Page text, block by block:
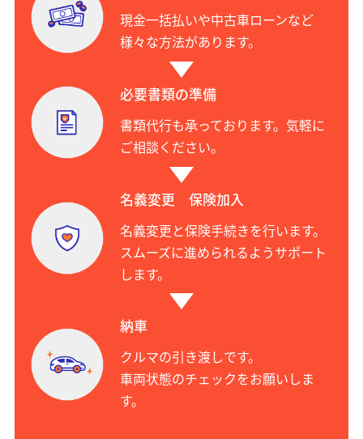
現金一括払いや中古車ローンなど
様々な方法があります。
必要書類の準備
書類代行も承っております。気軽に
ご相談ください。
名義変更 保険加入
名義変更と保険手続きを行います。
スムーズに進められるようサポート
します。
納車
クルマの引き渡しです。
車両状態のチェックをお願いしま
す。